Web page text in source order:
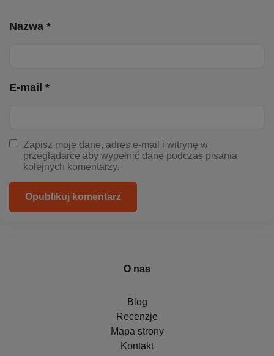
Nazwa *
E-mail *
Zapisz moje dane, adres e-mail i witrynę w
przeglądarce aby wypełnić dane podczas pisania
kolejnych komentarzy.
Opublikuj komentarz
O nas
Blog
Recenzje
Mapa strony
Kontakt